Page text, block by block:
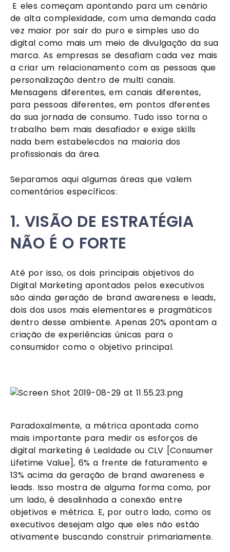
de alta complexidade, com uma demanda cada
vez maior por sair do puro e simples uso do
digital como mais um meio de divulgação da sua
marca. As empresas se desafiam cada vez mais
a criar um relacionamento com as pessoas que
personalização dentro de multi canais.
Mensagens diferentes, em canais diferentes,
para pessoas diferentes, em pontos dferentes
da sua jornada de consumo. Tudo isso torna o
trabalho bem mais desafiador e exige skills
nada bem estabelecdos na maioria dos
profissionais da área.
Separamos aqui algumas áreas que valem
comentários específicos:
1. VISÃO DE ESTRATÉGIA
NÃO É O FORTE
Até por isso, os dois principais objetivos do
Digital Marketing apontados pelos executivos
são ainda geração de brand awareness e leads,
dois dos usos mais elementares e pragmáticos
dentro desse ambiente. Apenas 20% apontam a
criação de experiências únicas para o
consumidor como o objetivo principal.
Paradoxalmente, a métrica apontada como
mais importante para medir os esforços de
digital marketing é Lealdade ou CLV [Consumer
Lifetime Value], 6% a frente de faturamento e
13% acima da geração de brand awareness e
leads. Isso mostra de alguma forma como, por
um lado, é desalinhada a conexão entre
objetivos e métrica. E, por outro lado, como os
executivos desejam algo que eles não estão
ativamente buscando construir primariamente.